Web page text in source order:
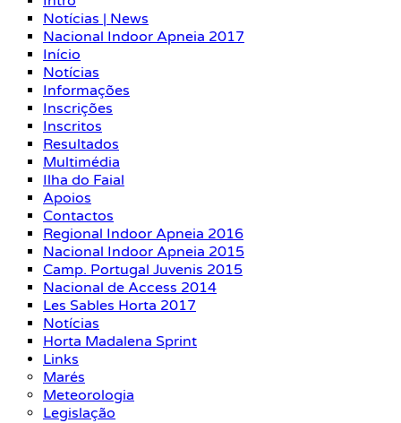
Notícias | News
Nacional Indoor Apneia 2017
Início
Notícias
Informações
Inscrições
Inscritos
Resultados
Multimédia
Ilha do Faial
Apoios
Contactos
Regional Indoor Apneia 2016
Nacional Indoor Apneia 2015
Camp. Portugal Juvenis 2015
Nacional de Access 2014
Les Sables Horta 2017
Notícias
Horta Madalena Sprint
Links
Marés
Meteorologia
Legislação